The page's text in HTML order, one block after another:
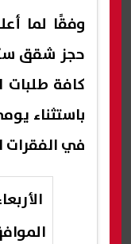
وفقًا لما
حجز شقق
باستثناء
في الفقرات